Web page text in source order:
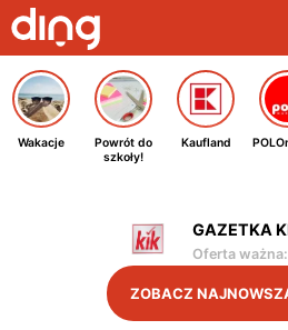
Wakacje
Powrót do
szkoły!
Kaufland
GAZETKA
Oferta ważna:
ZOBACZ